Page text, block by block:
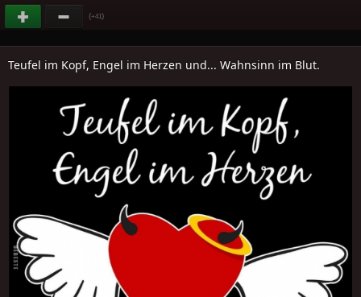
(+41)
Teufel im Kopf, Engel im Herzen und... Wahnsinn im Blut.